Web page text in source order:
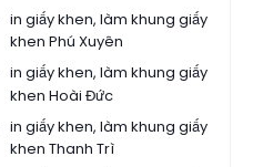
in giấy khen, làm khung giấy
khen Phú Xuyên
in giấy khen, làm khung giấy
khen Hoài Đức
in giấy khen, làm khung giấy
khen Thanh Trì